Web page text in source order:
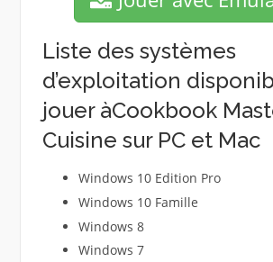
Liste des systèmes
d’exploitation
jouer àCookbook
Cuisine sur PC et Mac
Windows 10 Edition Pro
Windows 10 Famille
Windows 8
Windows 7